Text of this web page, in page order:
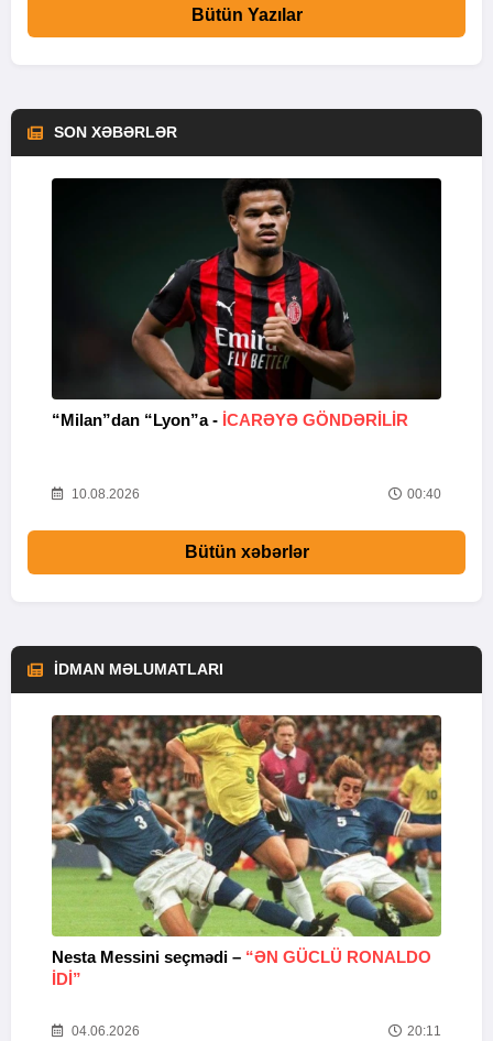
Bütün Yazılar
SON XƏBƏRLƏR
“Milan”dan “Lyon”a - İCARƏYƏ GÖNDƏRİLİR
10.08.2026 00:40
Bütün xəbərlər
İDMAN MƏLUMATLARI
Nesta Messini seçmədi – “ƏN GÜCLÜ RONALDO
IDI”
04.06.2026 20:11